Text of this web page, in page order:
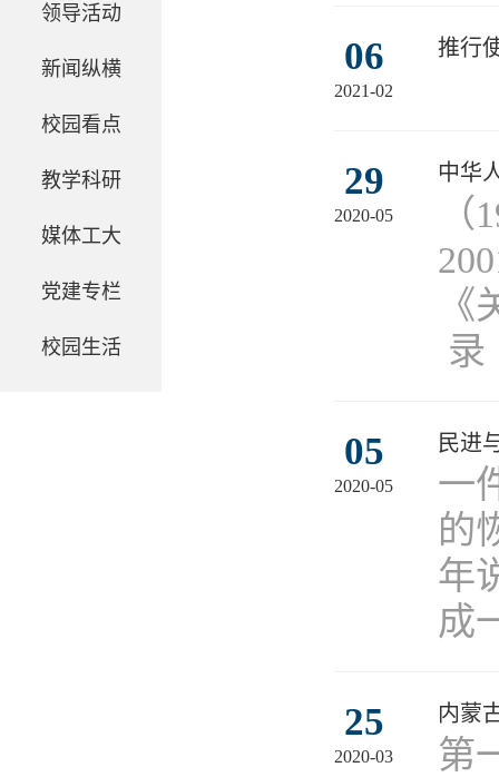
领导活动
新闻纵横
校园看点
教学科研
媒体工大
党建专栏
校园生活
06
2021-02
推行
29
2020-05
中华
05
2020-05
民进
一
的
年
成
25
2020-03
内蒙
第